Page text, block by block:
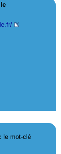
le mot-clé